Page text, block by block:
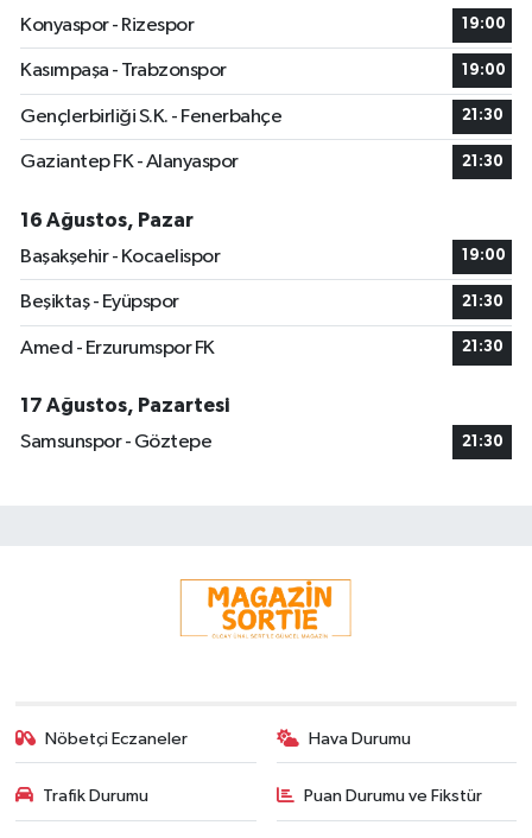
Konyaspor - Rizespor
19:00
Kasımpaşa - Trabzonspor 19:00
Gençlerbirliği S.K. - Fenerbahçe 21:30
Gaziantep FK - Alanyaspor 21:30
16 Ağustos, Pazar
Başakşehir - Kocaelispor
19:00
Beşiktaş - Eyüpspor 21:30
Amed - Erzurumspor FK 21:30
17 Ağustos, Pazartesi
Samsunspor - Göztepe
21:30
Nöbetçi Eczaneler Hava Durumu
Trafik Durumu Puan Durumu ve Fikstür